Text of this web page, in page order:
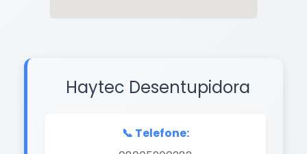
Haytec Desentupidora
📞 Telefone: